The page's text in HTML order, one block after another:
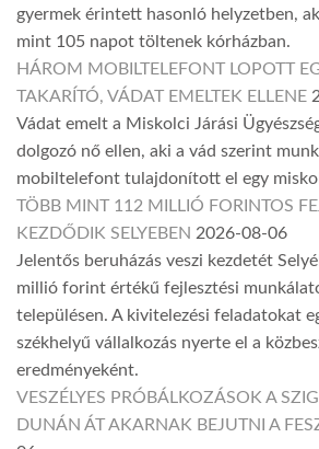
gyermek érintett hasonló helyzetben,
mint 105 napot töltenek kórházban.
HÁROM MOBILTELEFONT LOPOTT
TAKARÍTÓ, VÁDAT EMELTEK ELLENE
Vádat emelt a Miskolci Járási
dolgozó nő ellen, aki a vád szerint
mobiltelefont tulajdonított el egy
TÖBB MINT 112 MILLIÓ FORINTOS
KEZDŐDIK SELYEBEN 2026-08-06
Jelentős beruházás veszi kezdetét
millió forint értékű fejlesztési
településen. A kivitelezési feladatokat
székhelyű vállalkozás nyerte el a
eredményeként.
VESZÉLYES PRÓBÁLKOZÁSOK A
DUNÁN ÁT AKARNAK BEJUTNI A